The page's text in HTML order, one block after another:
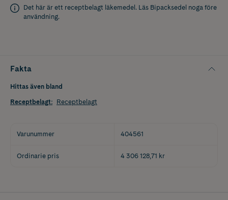
Det här är ett receptbelagt läkemedel. Läs Bipacksedel noga före
användning.
Fakta
Hittas även bland
Receptbelagt: Receptbelagt
Varunummer 404561
Ordinarie pris 4 306 128,71 kr